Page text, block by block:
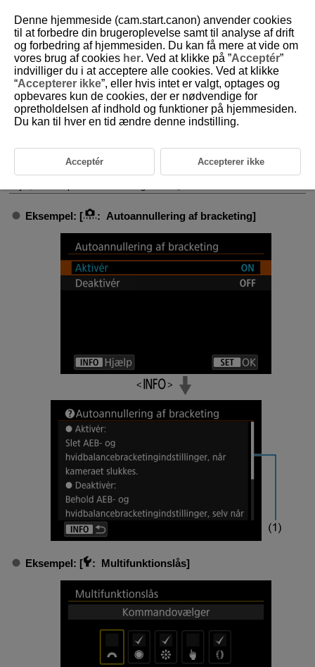
D180-209
Hjælp
Ændring af tekststørrelsen i hjælpen
Når [ Hjælp] vises, kan du vise en beskrivelse af funktionen ved at
trykke på knappen
. Tryk på den igen for at afslutte hjælp-
visning. Hvis du vil rulle skærmen, når der vises en rullebjælke (1) til
Eksempel: [ : Autoannullering af bracketing]
Eksempel: [ : Multifunktionslås]
Denne hjemmeside (cam.start.canon) anvender cookies
til at forbedre din brugeroplevelse samt til analyse af drift
og forbedring af hjemmesiden. Du kan få mere at vide om
vores brug af cookies her. Ved at klikke på ”Acceptér”
indvilliger du i at acceptere alle cookies. Ved at klikke
“Accepterer ikke”, eller hvis intet er valgt, optages og
opbevares kun de cookies, der er nødvendige for
opretholdelsen af indhold og funktioner på hjemmesiden.
Du kan til hver en tid ændre denne indstilling.
Acceptér Accepterer ikke